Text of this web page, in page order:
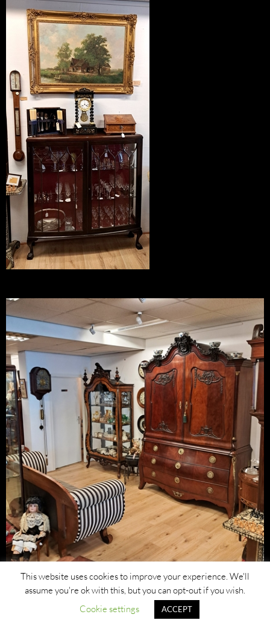
This website uses cookies to improve your experience. We'll
assume you're ok with this, but you can opt-out if you wish.
Cookie settings
ACCEPT